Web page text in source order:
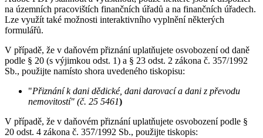
na územních pracovištích finančních úřadů a na finančních úřadech.
Lze využít také možnosti interaktivního vyplnění některých
formulářů.
V případě, že v daňovém přiznání uplatňujete osvobození od daně
podle § 20 (s výjimkou odst. 1) a § 23 odst. 2 zákona č. 357/1992
Sb., použijte namísto shora uvedeného tiskopisu:
"Přiznání k dani dědické, dani darovací a dani z převodu
nemovitostí" (č. 25 5461)
V případě, že v daňovém přiznání uplatňujete osvobození podle §
20 odst. 4 zákona č. 357/1992 Sb., použijte tiskopis: